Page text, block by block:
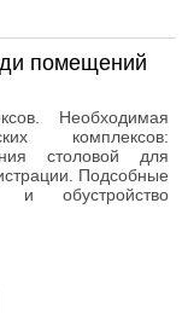
помещений
Необходимая
комплексов:
столовой для
Подсобные
обустройство